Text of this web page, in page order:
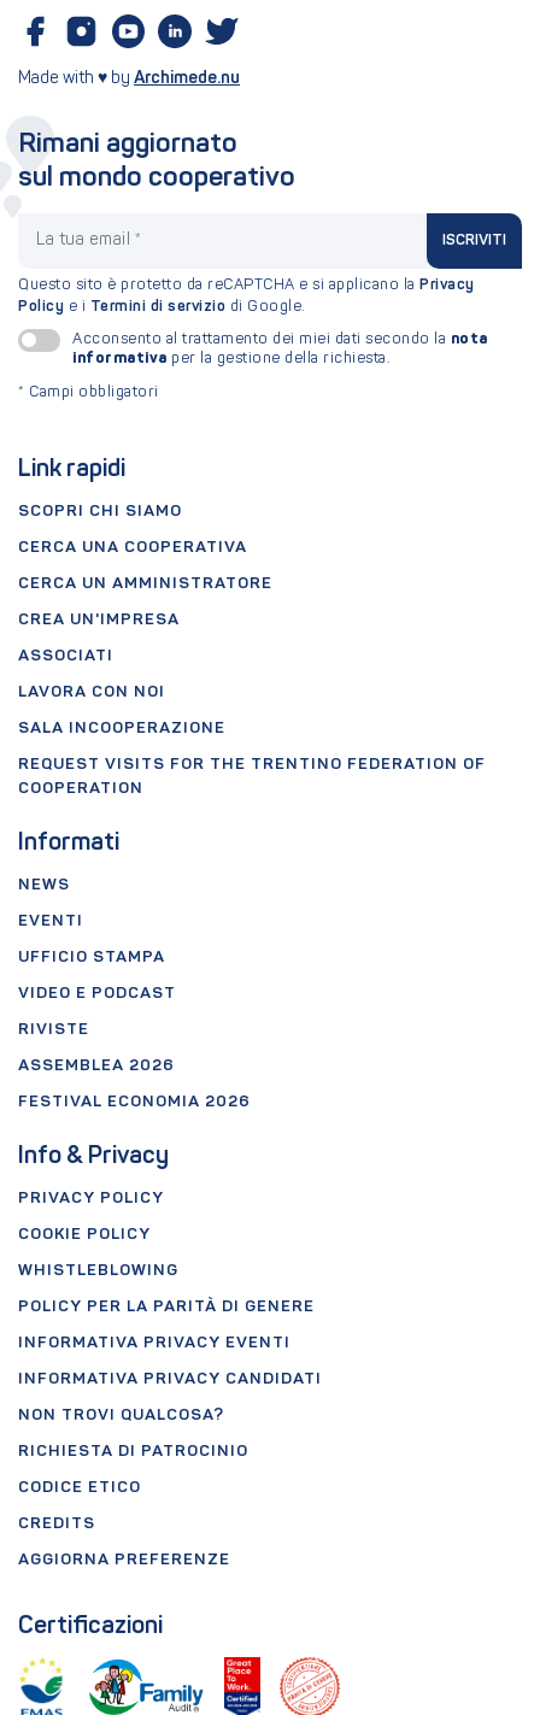
Made with ♥ by Archimede.nu
Link rapidi
SCOPRI CHI SIAMO
CERCA UNA COOPERATIVA
CERCA UN AMMINISTRATORE
CREA UN'IMPRESA
ASSOCIATI
LAVORA CON NOI
SALA INCOOPERAZIONE
REQUEST VISITS FOR THE TRENTINO FEDERATION OF
COOPERATION
Informati
NEWS
EVENTI
UFFICIO STAMPA
VIDEO E PODCAST
RIVISTE
ASSEMBLEA 2026
FESTIVAL ECONOMIA 2026
Info & Privacy
PRIVACY POLICY
COOKIE POLICY
WHISTLEBLOWING
POLICY PER LA PARITÀ DI GENERE
INFORMATIVA PRIVACY EVENTI
INFORMATIVA PRIVACY CANDIDATI
NON TROVI QUALCOSA?
RICHIESTA DI PATROCINIO
CODICE ETICO
CREDITS
AGGIORNA PREFERENZE
Certificazioni
Rimani aggiornato
sul mondo cooperativo
ISCRIVITI
Questo sito è protetto da reCAPTCHA e si applicano la Privacy
Policy e i Termini di servizio di Google.
Acconsento al trattamento dei miei dati secondo la nota
informativa per la gestione della richiesta.
* Campi obbligatori